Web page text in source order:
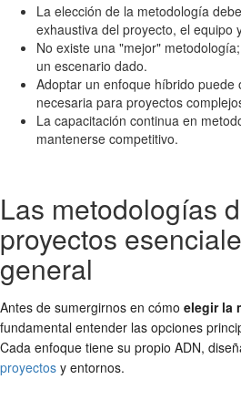
La elección de la metodología
exhaustiva del proyecto, el equipo
No existe una "mejor"
un escenario dado.
Adoptar un enfoque híbrido puede
necesaria para proyectos
La capacitación continua en
mantenerse competitivo.
Las metodologías
proyectos
general
Antes de sumergirnos en cómo elegir la
fundamental entender las opciones
Cada enfoque tiene su propio ADN,
proyectos y entornos.